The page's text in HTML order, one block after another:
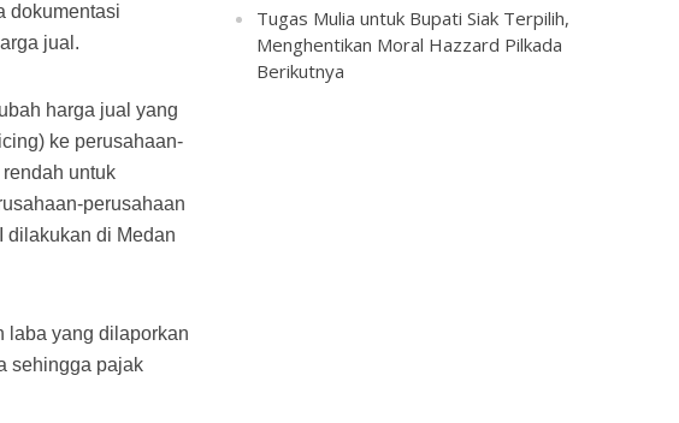
dokumentasi
jual.
harga jual yang
ke perusahaan-
untuk
perusahaan
dilakukan di Medan
laba yang dilaporkan
sehingga pajak
Tugas Mulia untuk Bupati Siak Terpilih,
Menghentikan Moral Hazzard Pilkada
Berikutnya